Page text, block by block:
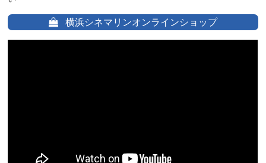
横浜シネマリンオンラインショップ